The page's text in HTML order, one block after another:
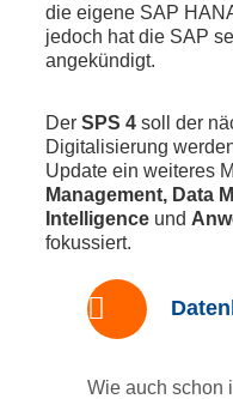
die eigene SAP
jedoch hat die SAP
angekündigt.
Der SPS 4 soll der
Digitalisierung
Update ein weiteres
Management, Data
Intelligence und
fokussiert.
Wie auch schon